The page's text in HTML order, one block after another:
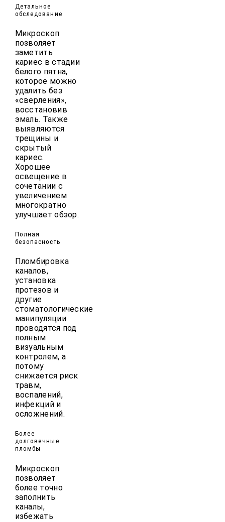
Детальное
обследование
Микроскоп
позволяет
заметить
кариес в стадии
белого пятна,
которое можно
удалить без
«сверления»,
восстановив
эмаль. Также
выявляются
трещины и
скрытый
кариес.
Хорошее
освещение в
сочетании с
увеличением
многократно
улучшает обзор.
Полная
безопасность
Пломбировка
каналов,
установка
протезов и
другие
стоматологические
манипуляции
проводятся под
полным
визуальным
контролем, а
потому
снижается риск
травм,
воспалений,
инфекций и
осложнений.
Более
долговечные
пломбы
Микроскоп
позволяет
более точно
заполнить
каналы,
избежать